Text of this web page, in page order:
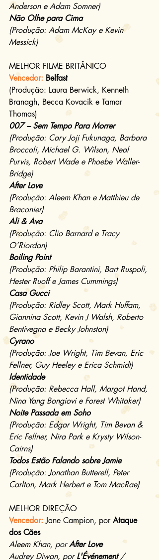
Anderson e Adam Somner)
Não Olhe para Cima
(Produção: Adam McKay e Kevin
Messick)
MELHOR FILME BRITÂNICO
Vencedor: Belfast
(Produção: Laura Berwick, Kenneth
Branagh, Becca Kovacik e Tamar
Thomas)
007 – Sem Tempo Para Morrer
(Produção: Cary Joji Fukunaga, Barbara
Broccoli, Michael G. Wilson, Neal
Purvis, Robert Wade e Phoebe Waller-
Bridge)
After Love
(Produção: Aleem Khan e Matthieu de
Braconier)
Ali & Ava
(Produção: Clio Barnard e Tracy
O’Riordan)
Boiling Point
(Produção: Philip Barantini, Bart Ruspoli,
Hester Ruoff e James Cummings)
Casa Gucci
(Produção: Ridley Scott, Mark Huffam,
Giannina Scott, Kevin J Walsh, Roberto
Bentivegna e Becky Johnston)
Cyrano
(Produção: Joe Wright, Tim Bevan, Eric
Fellner, Guy Heeley e Erica Schmidt)
Identidade
(Produção: Rebecca Hall, Margot Hand,
Nina Yang Bongiovi e Forest Whitaker)
Noite Passada em Soho
(Produção: Edgar Wright, Tim Bevan &
Eric Fellner, Nira Park e Krysty Wilson-
Cairns)
Todos Estão Falando sobre Jamie
(Produção: Jonathan Butterell, Peter
Carlton, Mark Herbert e Tom MacRae)
MELHOR DIREÇÃO
Vencedor: Jane Campion, por Ataque
dos Cães
Aleem Khan, por After Love
Audrey Diwan, por L'Événement /